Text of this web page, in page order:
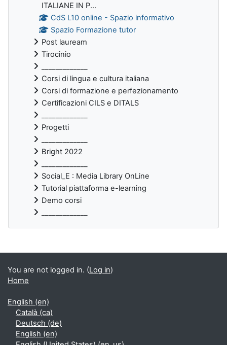
ITALIANE IN P...
CdS L10 online - Spazio informativo
Spazio Formazione tutor
Post lauream
Tirocinio
Corsi di lingua e cultura italiana
Corsi di formazione e perfezionamento
Certificazioni CILS e DITALS
Progetti
Bright 2022
Social_E : Media Library OnLine
Tutorial piattaforma e-learning
Demo corsi
Supplementary blocks
You are not logged in. (Log in)
Home
English ‎(en)‎
Català ‎(ca)‎
Deutsch ‎(de)‎
English ‎(en)‎